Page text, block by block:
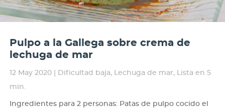
Pulpo a la Gallega sobre crema de
lechuga de mar
12 May 2020 Dificultad baja, Lechuga de mar, Lista en 5
min.
Ingredientes para 2 personas: Patas de pulpo cocido el